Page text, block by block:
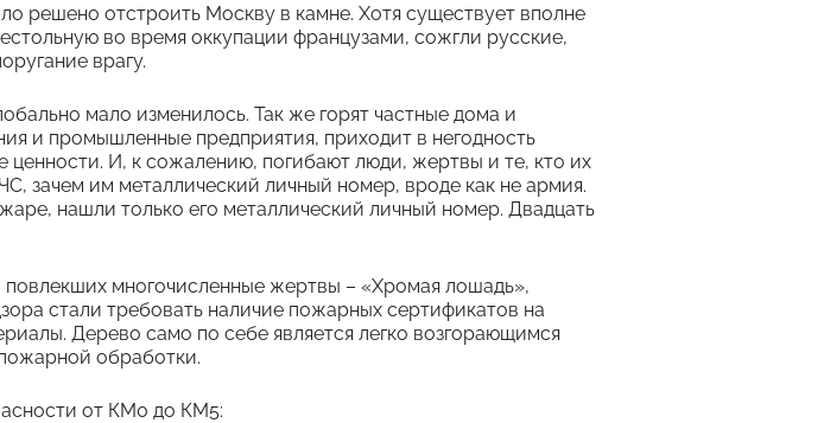
решено отстроить Москву в камне. Хотя существует вполне
во время оккупации французами, сожгли русские,
врагу.
мало изменилось. Так же горят частные дома и
и промышленные предприятия, приходит в негодность
И, к сожалению, погибают люди, жертвы и те, кто их
зачем им металлический личный номер, вроде как не армия.
нашли только его металлический личный номер. Двадцать
повлекших многочисленные жертвы – «Хромая лошадь»,
стали требовать наличие пожарных сертификатов на
Дерево само по себе является легко возгорающимся
обработки.
от КМ0 до КМ5: